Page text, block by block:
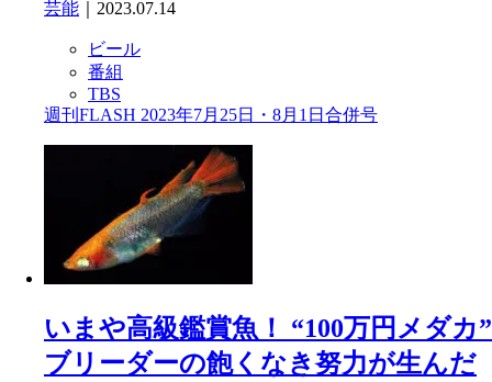
芸能 ｜2023.07.14
ビール
番組
TBS
週刊FLASH 2023年7月25日・8月1日合併号
いまや高級鑑賞魚！ “100万円メダカ”
ブリーダーの飽くなき努力が生んだ